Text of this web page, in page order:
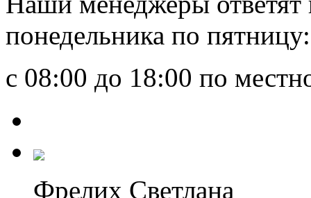
понедельника по пятницу:
с 08:00 до 18:00 по
Фрелих Светлана